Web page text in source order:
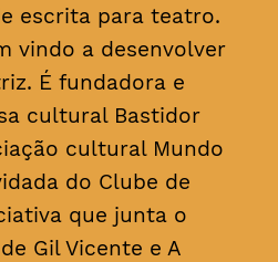
escrita para teatro.
vindo a desenvolver
É fundadora e
cultural Bastidor
cultural Mundo
do Clube de
que junta o
Gil Vicente e A